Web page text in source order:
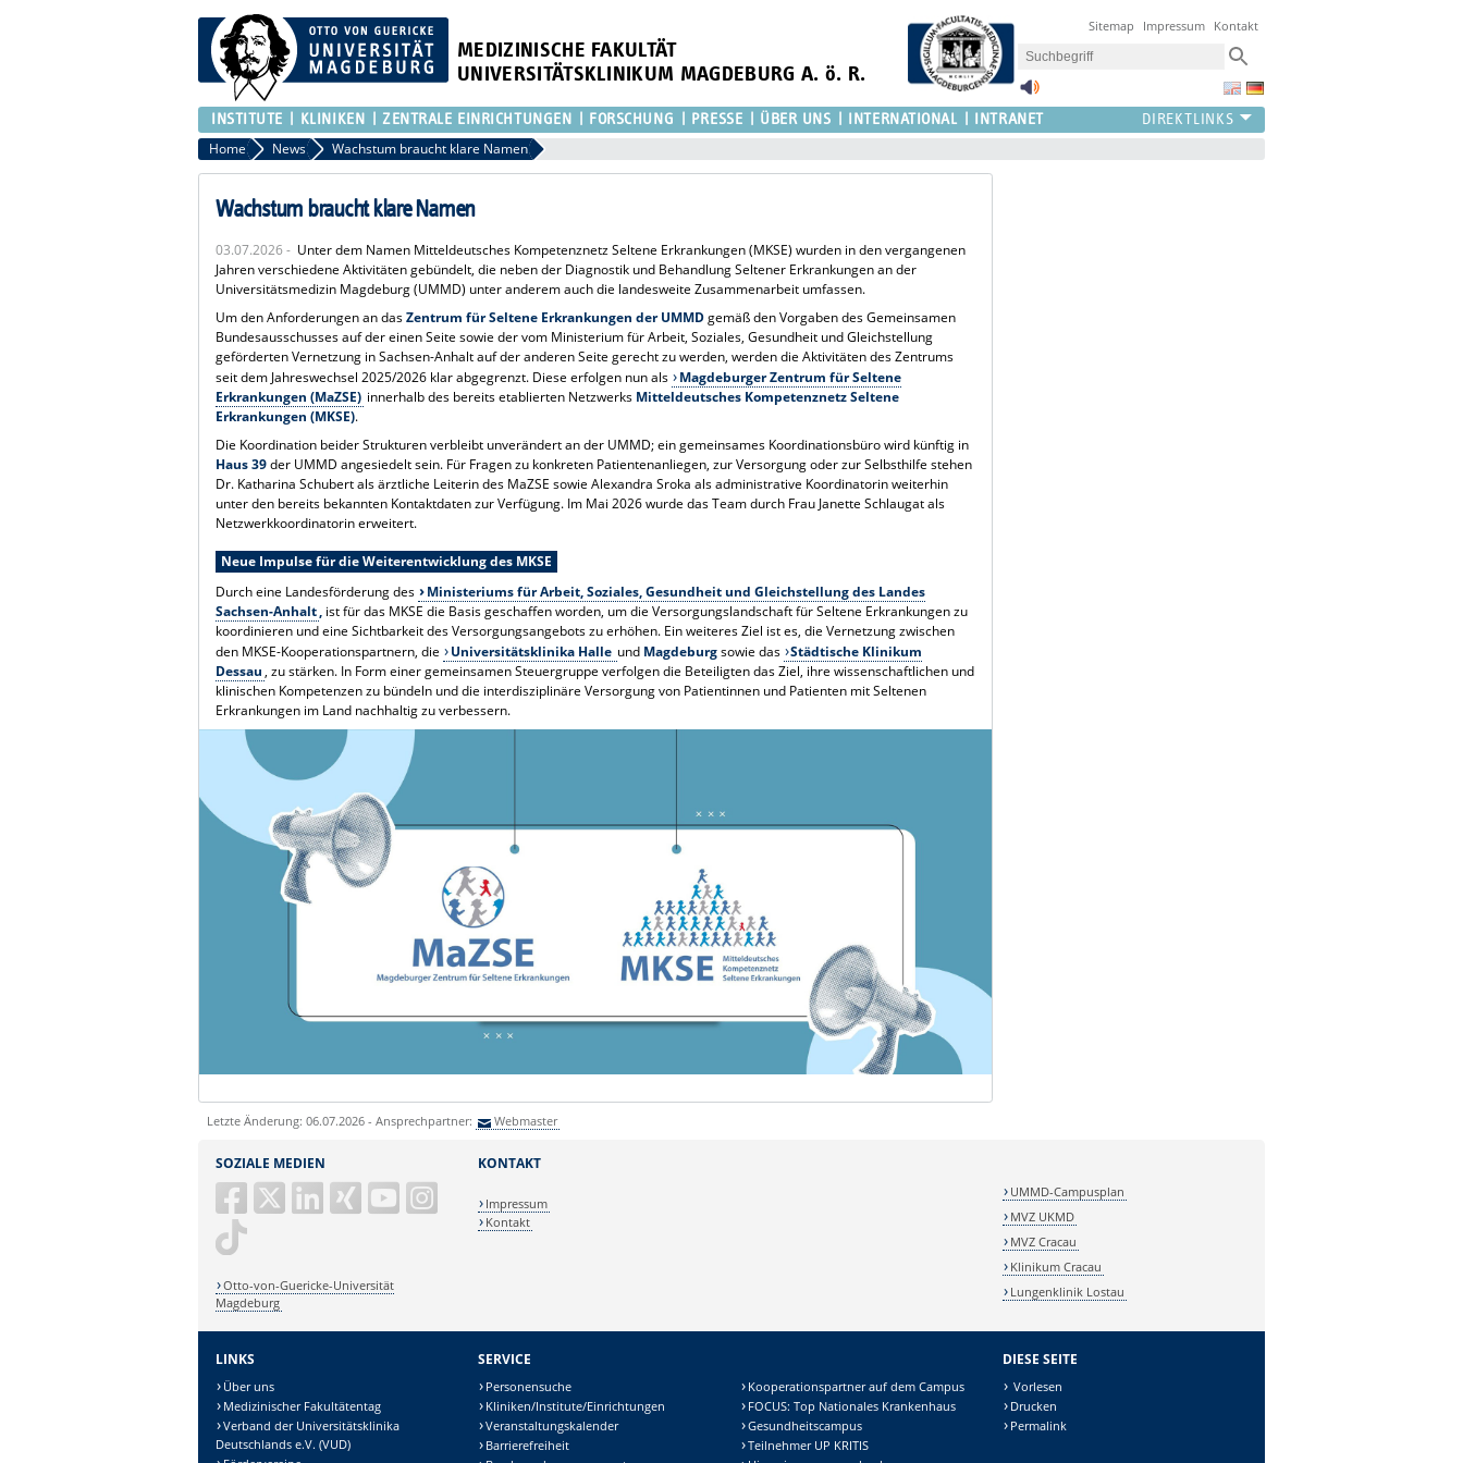
MEDIZINISCHE FAKULTÄT
UNIVERSITÄTSKLINIKUM MAGDEBURG A. ö. R.
Sitemap Impressum Kontakt
INSTITUTE KLINIKEN ZENTRALE EINRICHTUNGEN FORSCHUNG PRESSE ÜBER UNS INTERNATIONAL INTRANET
Home News Wachstum braucht klare Namen
Wachstum braucht klare Namen
03.07.2026 - Unter dem Namen Mitteldeutsches Kompetenznetz Seltene Erkrankungen (MKSE) wurden in den vergangenen
Jahren verschiedene Aktivitäten gebündelt, die neben der Diagnostik und Behandlung Seltener Erkrankungen an der
Universitätsmedizin Magdeburg (UMMD) unter anderem auch die landesweite Zusammenarbeit umfassen.
Um den Anforderungen an dasZentrum für Seltene Erkrankungen der UMMDgemäß den Vorgaben des Gemeinsamen
Bundesausschusses auf der einen Seite sowie der vom Ministerium für Arbeit, Soziales, Gesundheit und Gleichstellung
geförderten Vernetzung in Sachsen-Anhalt auf der anderen Seite gerecht zu werden, werden die Aktivitäten des Zentrums
seit dem Jahreswechsel 2025/2026 klar abgegrenzt. Diese erfolgen nun als
Magdeburger Zentrum für Seltene
Erkrankungen (MaZSE) innerhalb des bereits etablierten Netzwerks Mitteldeutsches Kompetenznetz Seltene
Erkrankungen (MKSE).
Die Koordination beider Strukturen verbleibt unverändert an der UMMD; ein gemeinsames Koordinationsbüro wird künftig in
Haus 39der UMMD angesiedelt sein. Für Fragen zu konkreten Patientenanliegen, zur Versorgung oder zur Selbsthilfe stehen
Dr. Katharina Schubert als ärztliche Leiterin des MaZSE sowie Alexandra Sroka als administrative Koordinatorin weiterhin
unter den bereits bekannten Kontaktdaten zur Verfügung. Im Mai 2026 wurde das Team durch Frau Janette Schlaugat als
Netzwerkkoordinatorin erweitert.
Neue Impulse für die Weiterentwicklung des MKSE
Durch eine Landesförderung des
Ministeriums für Arbeit, Soziales, Gesundheit und Gleichstellung des Landes
Sachsen-Anhalt, ist für das MKSE die Basis geschaffen worden, um die Versorgungslandschaft für Seltene Erkrankungen zu
koordinieren und eine Sichtbarkeit des Versorgungsangebots zu erhöhen. Ein weiteres Ziel ist es, die Vernetzung zwischen
den MKSE-Kooperationspartnern, die
Universitätsklinika Halle undMagdeburgsowie das Städtische Klinikum
Dessau, zu stärken. In Form einer gemeinsamen Steuergruppe verfolgen die Beteiligten das Ziel, ihre wissenschaftlichen und
klinischen Kompetenzen zu bündeln und die interdisziplinäre Versorgung von Patientinnen und Patienten mit Seltenen
Erkrankungen im Land nachhaltig zu verbessern.
Letzte Änderung: 06.07.2026 - Ansprechpartner: Webmaster
SOZIALE MEDIEN
Otto-von-Guericke-Universität
Magdeburg
KONTAKT
Impressum
Kontakt
UMMD-Campusplan
MVZ UKMD
MVZ Cracau
Klinikum Cracau
Lungenklinik Lostau
LINKS
Über uns
Medizinischer Fakultätentag
Verband der Universitätsklinika
Deutschlands e.V. (VUD)
SERVICE
Personensuche
Kliniken/Institute/Einrichtungen
Veranstaltungskalender
Barrierefreiheit
Kooperationspartner auf dem Campus
FOCUS: Top Nationales Krankenhaus
Gesundheitscampus
Teilnehmer UP KRITIS
DIESE SEITE
Vorlesen
Drucken
Permalink